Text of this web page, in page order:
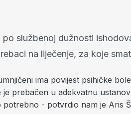
službenoj dužnosti
na liječenje, za koje
ima povijest psihičke
je prebačen u adekvatnu
potrebno - potvrdio nam je Aris